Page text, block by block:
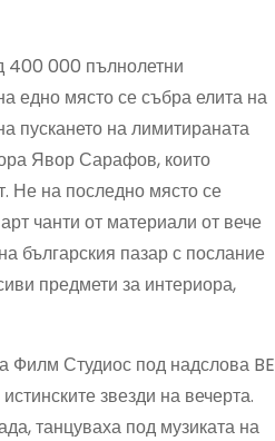
400 000 пълнолетни
едно място се събра елита на
пускането на лимитираната
Явор Сарафов, които
Не на последно място се
чанти от материали от вече
българския пазар с послание
предмети за интериора,
Филм Студиос под надслова BE
звезди на вечерта.
танцуваха под музиката на